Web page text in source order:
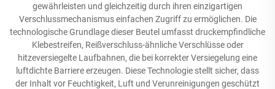
gewährleisten und gleichzeitig durch ihren einzigartigen
Verschlussmechanismus einfachen Zugriff zu ermöglichen. Die
technologische Grundlage dieser Beutel umfasst druckempfindliche
Klebestreifen, Reißverschluss-ähnliche Verschlüsse oder
hitzeversiegelte Laufbahnen, die bei korrekter Versiegelung eine
luftdichte Barriere erzeugen. Diese Technologie stellt sicher, dass
der Inhalt vor Feuchtigkeit, Luft und Verunreinigungen geschützt